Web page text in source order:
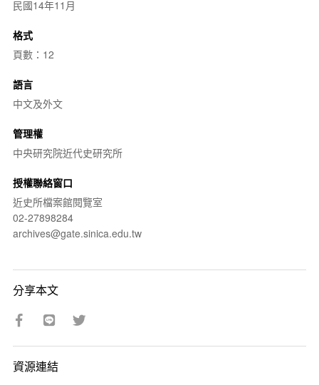
民國14年11月
格式
頁數：12
語言
中文及外文
管理權
中央研究院近代史研究所
授權聯絡窗口
近史所檔案館閱覽室
02-27898284
archives@gate.sinica.edu.tw
分享本文
資源連結